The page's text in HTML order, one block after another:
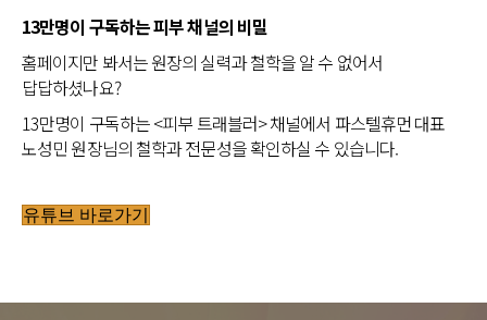
13만명이 구독하는 피부 채널의 비밀
홈페이지만 봐서는 원장의 실력과 철학을 알 수 없어서
답답하셨나요?
13만명이 구독하는 <피부 트래블러> 채널에서 파스텔휴먼 대표
노성민 원장님의 철학과 전문성을 확인하실 수 있습니다.
유튜브 바로가기